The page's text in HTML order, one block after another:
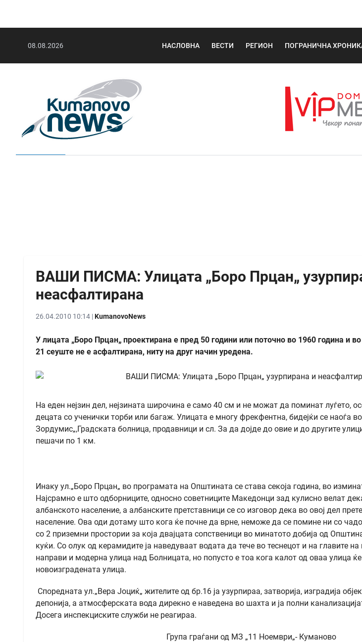
08.08.2026 НАСЛОВНА ВЕСТИ РЕГИОН ПОГРАНИЧНА
ВАШИ ПИСМА: Улицата „Боро Прцан„
неасфалтирана
26.04.2010 10:14 |KumanovoNews
У лицата „Боро Прцан„ проектирана е пред 50 години или поточно во 1960 година и
21 сеуште не е асфалтирана, ниту на друг начин уредена.
На еден нејзин дел, нејзината широчина е само 40 см и не можат да поминат луѓето,
децата со ученички торби или багаж. Улицата е многу фрекфентна, бидејќи се наоѓа
Зордумис„,Градската болница, продавници и сл. За да дојде до овие и до другите
пешачи по 1 км.
Инаку ул.„Боро Прцан„ во програмата на Општината се става секоја година, во
Најсрамно е што одборниците, односно советниците Македонци зад кулисно велат
албанското население, а албанските претставници се со изговор дека во овој дел
население. Ова оди дотаму што кога ќе почне да врне, неможе да се помине ни со
со 2 приземни простории за која двајцата сопственици во минатото добија од
куќи. Со олук од керамидите ја наведуваат водата да тече во теснецот и на главите
направи и модерна улица над Болницата, но попусто е тоа кога калот од оваа улица ќе
новоизградената улица.
Споредната ул.„Вера Јоциќ„ жителите од бр.16 ја узурпираа, затворија, изградија
депонија, а атмосферската вода дирекно е наведена во шахта и ја полни
Досега инспекциските служби не реагираа.
Група граѓани од МЗ „11 Ноември„- Куманово